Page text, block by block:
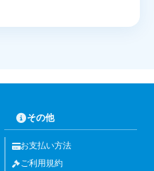
その他
お支払い方法
ご利用規約